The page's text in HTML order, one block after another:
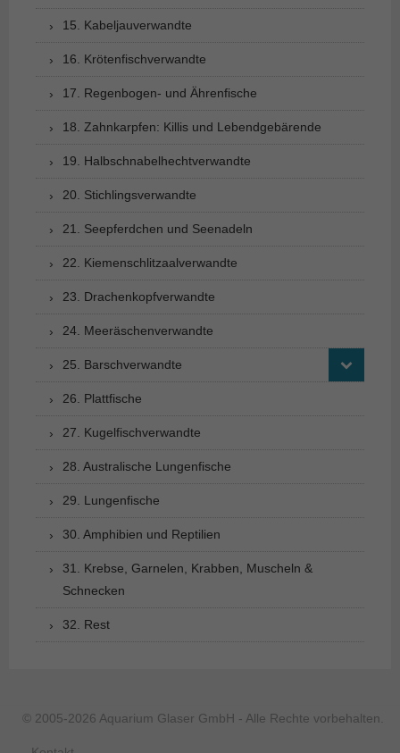
15. Kabeljauverwandte
16. Krötenfischverwandte
17. Regenbogen- und Ährenfische
18. Zahnkarpfen: Killis und Lebendgebärende
19. Halbschnabelhechtverwandte
20. Stichlingsverwandte
21. Seepferdchen und Seenadeln
22. Kiemenschlitzaalverwandte
23. Drachenkopfverwandte
24. Meeräschenverwandte
25. Barschverwandte
26. Plattfische
27. Kugelfischverwandte
28. Australische Lungenfische
29. Lungenfische
30. Amphibien und Reptilien
31. Krebse, Garnelen, Krabben, Muscheln &
Schnecken
32. Rest
© 2005-2026 Aquarium Glaser GmbH - Alle Rechte vorbehalten.